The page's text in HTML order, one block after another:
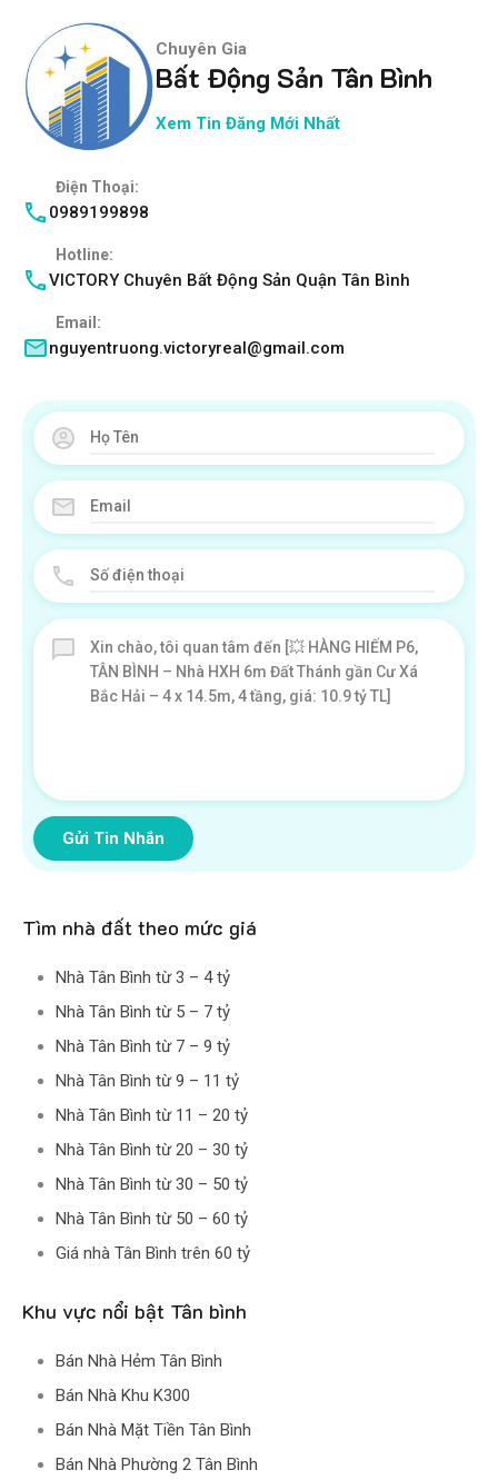
Chuyên Gia
Bất Động Sản Tân Bình
Xem Tin Đăng Mới Nhất
Điện Thoại:
0989199898
Hotline:
VICTORY Chuyên Bất Động Sản Quận Tân Bình
Email:
nguyentruong.victoryreal@gmail.com
Gửi Tin Nhắn
Tìm nhà đất theo mức giá
Nhà Tân Bình từ 3 – 4 tỷ
Nhà Tân Bình từ 5 – 7 tỷ
Nhà Tân Bình từ 7 – 9 tỷ
Nhà Tân Bình từ 9 – 11 tỷ
Nhà Tân Bình từ 11 – 20 tỷ
Nhà Tân Bình từ 20 – 30 tỷ
Nhà Tân Bình từ 30 – 50 tỷ
Nhà Tân Bình từ 50 – 60 tỷ
Giá nhà Tân Bình trên 60 tỷ
Khu vực nổi bật Tân bình
Bán Nhà Hẻm Tân Bình
Bán Nhà Khu K300
Bán Nhà Mặt Tiền Tân Bình
Bán Nhà Phường 2 Tân Bình